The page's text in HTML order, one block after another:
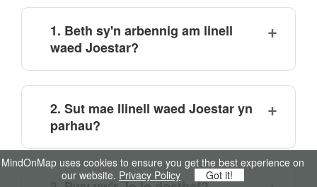
1. Beth sy'n arbennig am linell
waed Joestar?
2. Sut mae llinell waed Joestar yn
parhau?
MindOnMap uses cookies to ensure you get the best experience on
our website. Privacy Policy Got it!